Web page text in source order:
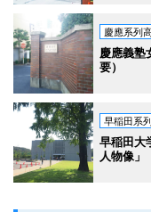
慶應系列
慶應義
要）
早稲田系
早稲田大
人物像」